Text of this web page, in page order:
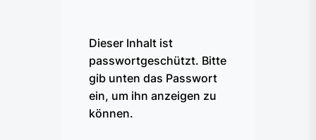
Dieser Inhalt ist
passwortgeschützt. Bitte
gib unten das Passwort
ein, um ihn anzeigen zu
können.